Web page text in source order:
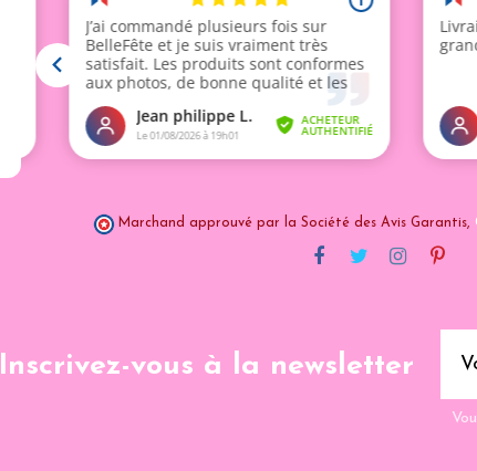
Marchand approuvé par la Société des Avis Garantis,
Inscrivez-vous à la newsletter